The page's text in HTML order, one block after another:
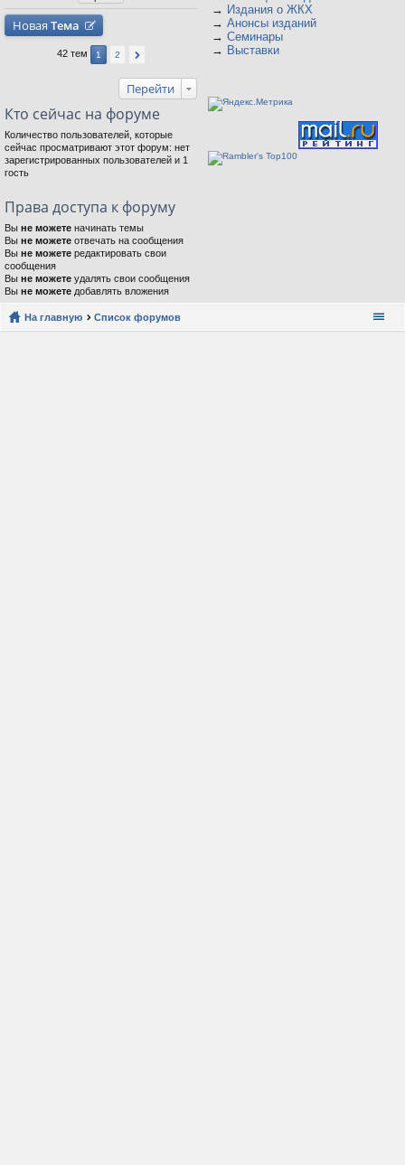
Новая Тема
42 тем 1 2
Перейти
Кто сейчас на форуме
Количество пользователей, которые
сейчас просматривают этот форум: нет
зарегистрированных пользователей и 1
гость
Права доступа к форуму
Вы не можете начинать темы
Вы не можете отвечать на сообщения
Вы не можете редактировать свои
сообщения
Вы не можете удалять свои сообщения
Вы не можете добавлять вложения
→ Издания о ЖКХ
→ Анонсы изданий
→ Семинары
→ Выставки
На главную Список форумов